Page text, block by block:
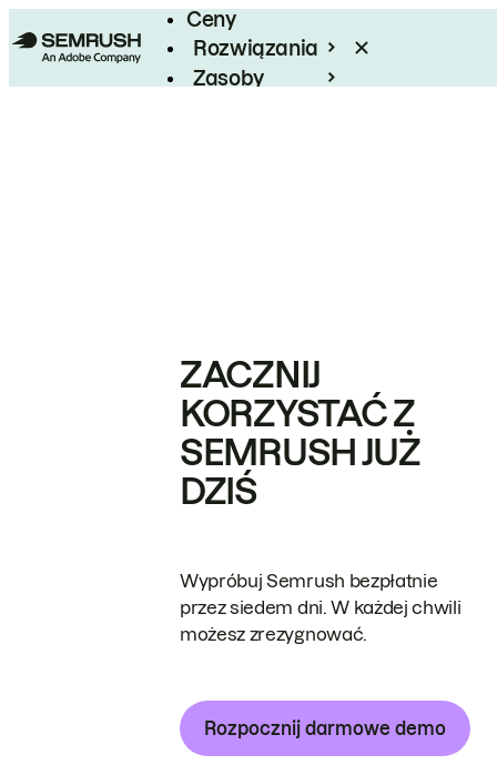
Ceny
Rozwiązania
Zasoby
ZACZNIJ
KORZYSTAĆ Z
SEMRUSH JUŻ
DZIŚ
Wypróbuj Semrush bezpłatnie
przez siedem dni. W każdej chwili
możesz zrezygnować.
Rozpocznij darmowe demo